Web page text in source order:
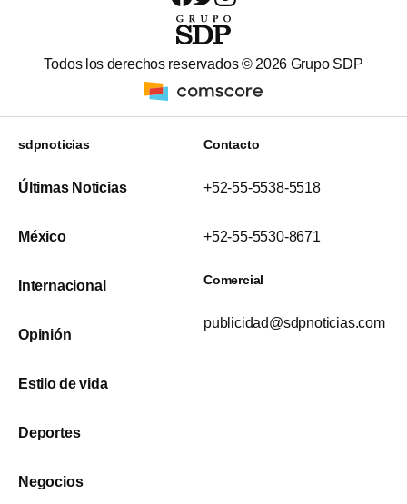
Todos los derechos reservados ©2026 Grupo SDP
sdpnoticias
Últimas Noticias
México
Internacional
Opinión
Estilo de vida
Deportes
Negocios
Contacto
+52-55-5538-5518
+52-55-5530-8671
Comercial
publicidad@sdpnoticias.com